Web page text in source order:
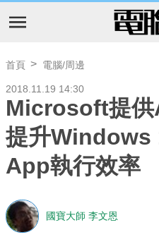
首頁 電腦/周邊
2018.11.19 14:30
Microsoft提供
提升Windows
App執行效率
國寶大師 李文恩